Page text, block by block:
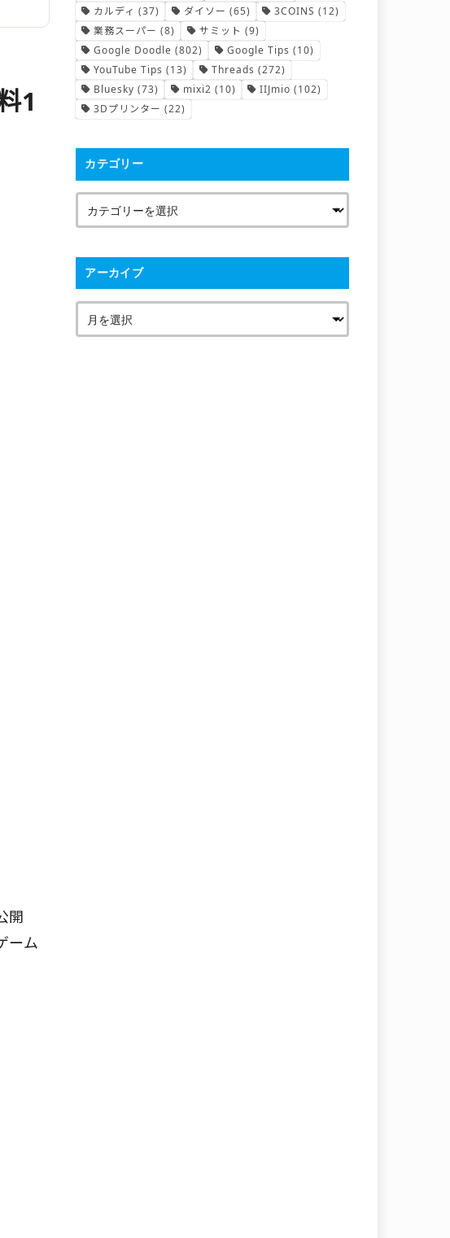
1
開
ーム
カルディ (37) ダイソー (65) 3COINS (12)
業務スーパー (8) サミット (9)
Google Doodle (802) Google Tips (10)
YouTube Tips (13) Threads (272)
Bluesky (73) mixi2 (10) IIJmio (102)
3Dプリンター (22)
カテゴリー
アーカイブ